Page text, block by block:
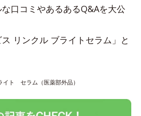
口コミやあるあるQ&Aを大公
リンクル ブライトセラム」と
ト セラム（医薬部外品）